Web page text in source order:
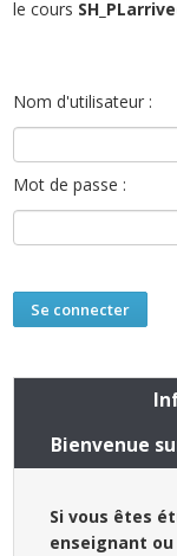
le cours
Nom d'utilisateur :
Mot de passe :
Bienvenue
Si vous êtes
enseignant